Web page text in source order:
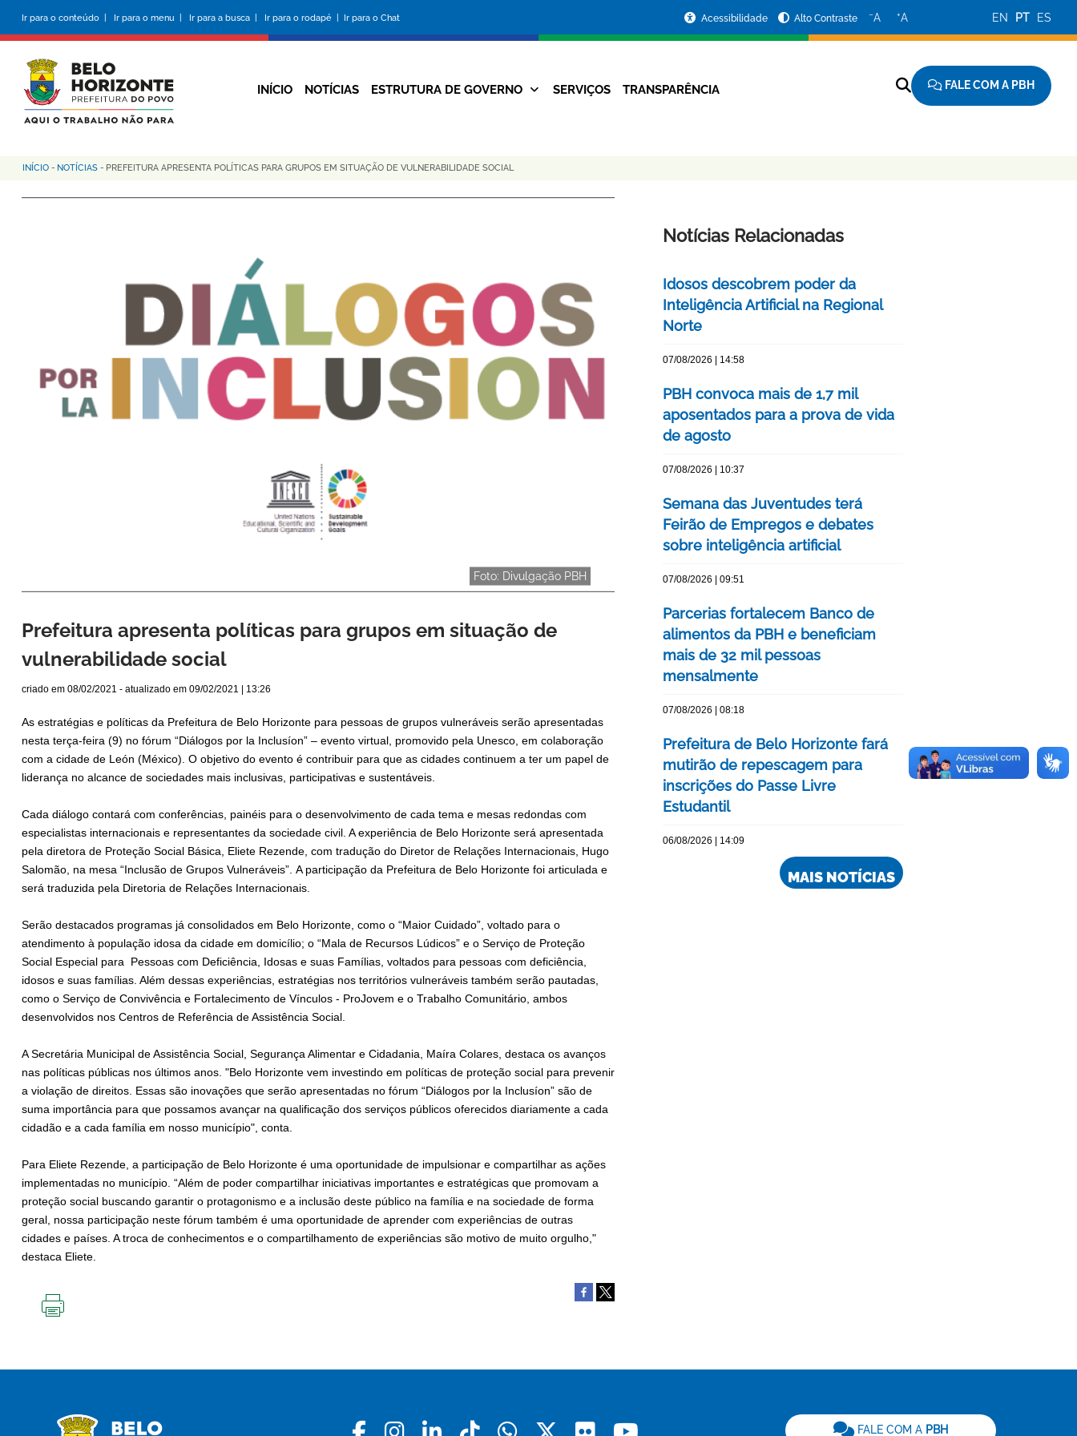
conteúdo
principal
Ir para o conteúdo | Ir para o menu | Ir para a busca | Ir para o rodapé | Ir para o Chat
da
Prefeitura
Acessibilidade Alto Contraste −A +A EN PT ES
Navegação
INÍCIO NOTÍCIAS ESTRUTURA DE GOVERNO SERVIÇOS TRANSPARÊNCIA FALE COM A PBH
Trilha
de
INÍCIO - NOTÍCIAS - PREFEITURA APRESENTA POLÍTICAS PARA GRUPOS EM SITUAÇÃO DE VULNERABILIDADE SOCIAL
Foto: Divulgação PBH
Prefeitura apresenta políticas para grupos em situação de
vulnerabilidade social
criado em 08/02/2021 - atualizado em 09/02/2021 | 13:26
As estratégias e políticas da Prefeitura de Belo Horizonte para pessoas de grupos vulneráveis serão apresentadas
nesta terça-feira (9) no fórum “Diálogos por la Inclusíon” – evento virtual, promovido pela Unesco, em colaboração
com a cidade de León (México). O objetivo do evento é contribuir para que as cidades continuem a ter um papel de
liderança no alcance de sociedades mais inclusivas, participativas e sustentáveis.
Cada diálogo contará com conferências, painéis para o desenvolvimento de cada tema e mesas redondas com
especialistas internacionais e representantes da sociedade civil. A experiência de Belo Horizonte será apresentada
pela diretora de Proteção Social Básica, Eliete Rezende, com tradução do Diretor de Relações Internacionais, Hugo
Salomão, na mesa “Inclusão de Grupos Vulneráveis”. A participação da Prefeitura de Belo Horizonte foi articulada e
será traduzida pela Diretoria de Relações Internacionais.
Serão destacados programas já consolidados em Belo Horizonte, como o “Maior Cuidado”, voltado para o
atendimento à população idosa da cidade em domicílio; o “Mala de Recursos Lúdicos” e o Serviço de Proteção
Social Especial para Pessoas com Deficiência, Idosas e suas Famílias, voltados para pessoas com deficiência,
idosos e suas famílias. Além dessas experiências, estratégias nos territórios vulneráveis também serão pautadas,
como o Serviço de Convivência e Fortalecimento de Vínculos - ProJovem e o Trabalho Comunitário, ambos
desenvolvidos nos Centros de Referência de Assistência Social.
A Secretária Municipal de Assistência Social, Segurança Alimentar e Cidadania, Maíra Colares, destaca os avanços
nas políticas públicas nos últimos anos. "Belo Horizonte vem investindo em políticas de proteção social para prevenir
a violação de direitos. Essas são inovações que serão apresentadas no fórum “Diálogos por la Inclusíon” são de
suma importância para que possamos avançar na qualificação dos serviços públicos oferecidos diariamente a cada
cidadão e a cada família em nosso município", conta.
Para Eliete Rezende, a participação de Belo Horizonte é uma oportunidade de impulsionar e compartilhar as ações
implementadas no município. “Além de poder compartilhar iniciativas importantes e estratégicas que promovam a
proteção social buscando garantir o protagonismo e a inclusão deste público na família e na sociedade de forma
geral, nossa participação neste fórum também é uma oportunidade de aprender com experiências de outras
cidades e países. A troca de conhecimentos e o compartilhamento de experiências são motivo de muito orgulho,"
destaca Eliete.
Notícias Relacionadas
Idosos descobrem poder da
Inteligência Artificial na Regional
Norte
07/08/2026 | 14:58
PBH convoca mais de 1,7 mil
aposentados para a prova de vida
de agosto
07/08/2026 | 10:37
Semana das Juventudes terá
Feirão de Empregos e debates
sobre inteligência artificial
07/08/2026 | 09:51
Parcerias fortalecem Banco de
alimentos da PBH e beneficiam
mais de 32 mil pessoas
mensalmente
07/08/2026 | 08:18
Prefeitura de Belo Horizonte fará
mutirão de repescagem para
inscrições do Passe Livre
Estudantil
06/08/2026 | 14:09
MAIS NOTÍCIAS
FALE COM A PBH